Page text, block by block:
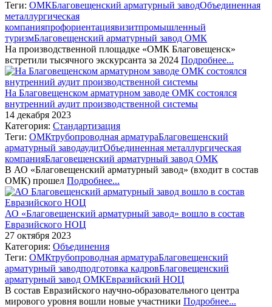
Теги: ОМКБлаговещенский арматурный заводОбъединенная
металлургическая
компанияпрофориентациявизитпромышленный
туризмБлаговещенский арматурный завод ОМК
На производственной площадке «ОМК Благовещенск»
встретили тысячного экскурсанта за 2024 Подробнее...
На Благовещенском арматурном заводе ОМК состоялся
внутренний аудит производственной системы
14 декабря 2023
Категория: Стандартизация
Теги: ОМКтрубопроводная арматураБлаговещенский
арматурный заводаудитОбъединенная металлургическая
компанияБлаговещенский арматурный завод ОМК
В АО «Благовещенский арматурный завод» (входит в состав
ОМК) прошел Подробнее...
АО «Благовещенский арматурный завод» вошло в состав
Евразийского НОЦ
27 октября 2023
Категория: Объединения
Теги: ОМКтрубопроводная арматураБлаговещенский
арматурный заводподготовка кадровБлаговещенский
арматурный завод ОМКЕвразийский НОЦ
В состав Евразийского научно-образовательного центра
мирового уровня вошли новые участники Подробнее...